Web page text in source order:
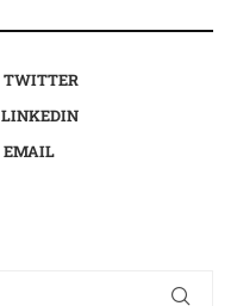
TWITTER
LINKEDIN
EMAIL